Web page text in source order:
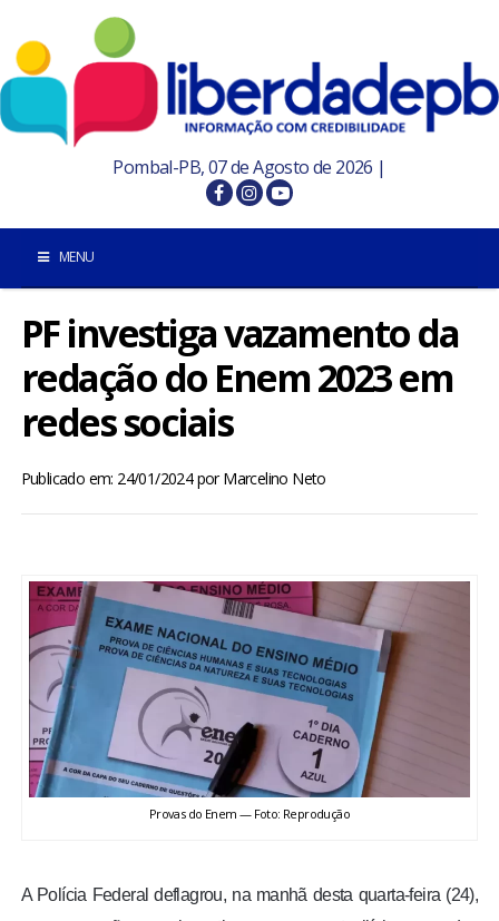
Pombal-PB, 07 de Agosto de 2026 |
MENU
INÍCIO
POMBAL E REGIÃO
BRASIL
ESPORTES
ENTRETENIMENTO
ENQUETE
FOTOS
PF investiga vazamento da
redação do Enem 2023 em
redes sociais
Publicado em: 24/01/2024porMarcelino Neto
Provas do Enem — Foto: Reprodução
A Polícia Federal deflagrou, na manhã desta quarta-feira (24),